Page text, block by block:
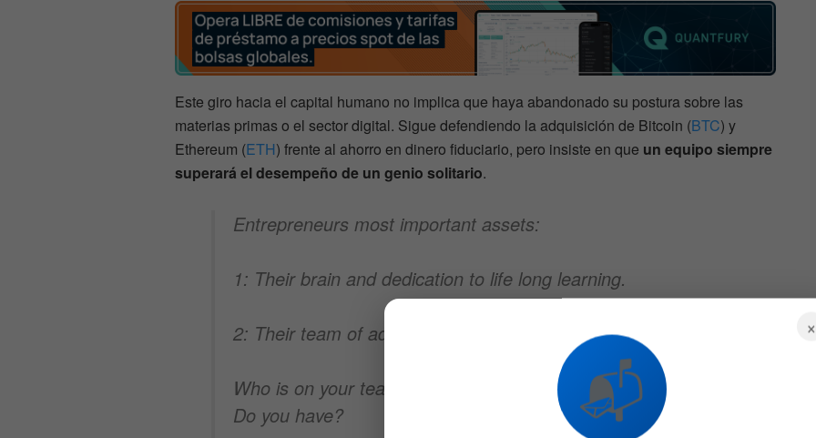
Este giro hacia el capital humano no implica que haya abandonado su postura sobre las
materias primas o el sector digital. Sigue defendiendo la adquisición de Bitcoin (BTC) y
Ethereum (ETH) frente al ahorro en dinero fiduciario, pero insiste en que un equipo siempre
superará el desempeño de un genio solitario.
Entrepreneurs most important assets:
1: Their brain and dedication to life long learning.
2: Their team of advisors.
Who is on your team of advisors?
Do you have?
×
📬